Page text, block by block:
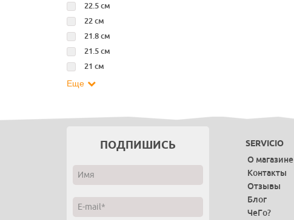
22.5 см
22 см
21.8 см
21.5 см
21 см
Еще
ПОДПИШИСЬ SERVICIO
О магазине
Контакты
Отзывы
Блог
ЧеГо?